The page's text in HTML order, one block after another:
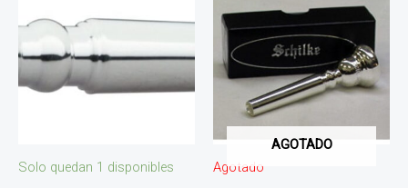
Solo quedan 1 disponibles
AGOTADO
Agotado